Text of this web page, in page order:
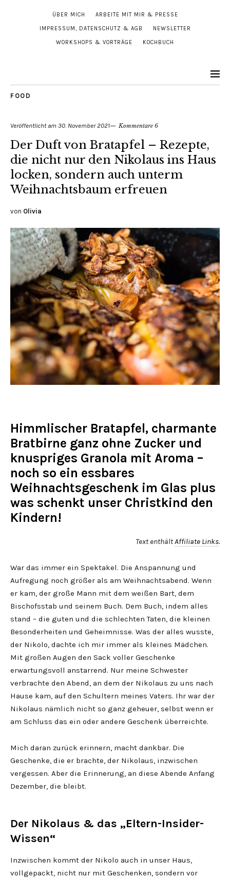
ÜBER MICH ARBEITE MIT MIR & PRESSE
IMPRESSUM, DATENSCHUTZ & AGB NEWSLETTER
WORKSHOPS & VORTRÄGE KOCHBUCH
FOOD
Veröffentlicht am 30. November 2021 Kommentare 6
Der Duft von Bratapfel – Rezepte,
die nicht nur den Nikolaus ins Haus
locken, sondern auch unterm
Weihnachtsbaum erfreuen
von Olivia
Himmlischer Bratapfel, charmante
Bratbirne ganz ohne Zucker und
knuspriges Granola mit Aroma –
noch so ein essbares
Weihnachtsgeschenk im Glas plus
was schenkt unser Christkind den
Kindern!
Text enthältAffiliate Links.
War das immer ein Spektakel. Die Anspannung und
Aufregung noch größer als am Weihnachtsabend. Wenn
er kam, der große Mann mit dem weißen Bart, dem
Bischofsstab und seinem Buch. Dem Buch, indem alles
stand – die guten und die schlechten Taten, die kleinen
Besonderheiten und Geheimnisse. Was der alles wusste,
der Nikolo, dachte ich mir immer als kleines Mädchen.
Mit großen Augen den Sack voller Geschenke
erwartungsvoll anstarrend. Nur meine Schwester
verbrachte den Abend, an dem der Nikolaus zu uns nach
Hause kam, auf den Schultern meines Vaters. Ihr war der
Nikolaus nämlich nicht so ganz geheuer, selbst wenn er
am Schluss das ein oder andere Geschenk überreichte.
Mich daran zurück erinnern, macht dankbar. Die
Geschenke, die er brachte, der Nikolaus, inzwischen
vergessen. Aber die Erinnerung, an diese Abende Anfang
Dezember, die bleibt.
Der Nikolaus & das „Eltern-Insider-
Wissen“
Inzwischen kommt der Nikolo auch in unser Haus,
vollgepackt, nicht nur mit Geschenken, sondern vor